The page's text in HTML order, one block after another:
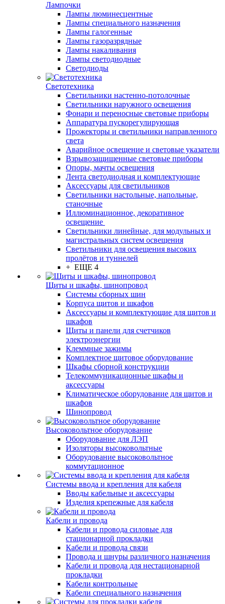
Лампочки
Лампы люминесцентные
Лампы специального назначения
Лампы галогенные
Лампы газоразрядные
Лампы накаливания
Лампы светодиодные
Светодиоды
Светотехника
Светильники настенно-потолочные
Светильники наружного освещения
Фонари и переносные световые приборы
Аппаратура пускорегулирующая
Прожекторы и светильники направленного
света
Аварийное освещение и световые указатели
Взрывозащищенные световые приборы
Опоры, мачты освещения
Лента светодиодная и комплектующие
Аксессуары для светильников
Светильники настольные, напольные,
станочные
Иллюминационное, декоративное
освещение
Светильники линейные, для модульных и
магистральных систем освещения
Светильники для освещения высоких
пролётов и туннелей
+ ЕЩЕ 4
Щиты и шкафы, шинопровод
Системы сборных шин
Корпуса щитов и шкафов
Аксессуары и комплектующие для щитов и
шкафов
Щиты и панели для счетчиков
электроэнергии
Клеммные зажимы
Комплектное щитовое оборудование
Шкафы сборной конструкции
Телекоммуникационные шкафы и
аксессуары
Климатическое оборудование для щитов и
шкафов
Шинопровод
Высоковольтное оборудование
Оборудование для ЛЭП
Изоляторы высоковольтные
Оборудование высоковольтное
коммутационное
Системы ввода и крепления для кабеля
Вводы кабельные и аксессуары
Изделия крепежные для кабеля
Кабели и провода
Кабели и провода силовые для
стационарной прокладки
Кабели и провода связи
Провода и шнуры различного назначения
Кабели и провода для нестационарной
прокладки
Кабели контрольные
Кабели специального назначения